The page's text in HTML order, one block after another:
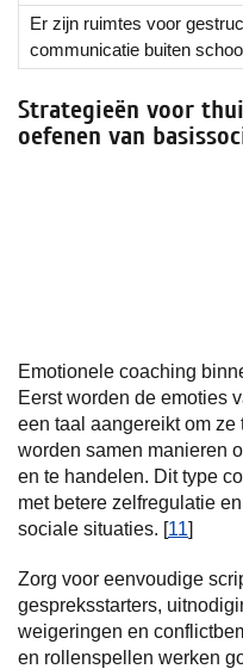
Er zijn ruimtes voor
communicatie buiten
Strategieën voor
oefenen van
Emotionele coaching
Eerst worden de emoties
een taal aangereikt om
worden samen manieren
en te handelen. Dit type
met betere zelfregulatie
sociale situaties. [11]
Zorg voor eenvoudige
gespreksstarters,
weigeringen en
en rollenspellen werken